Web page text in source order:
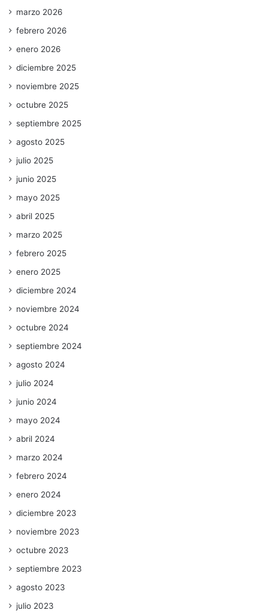
marzo 2026
febrero 2026
enero 2026
diciembre 2025
noviembre 2025
octubre 2025
septiembre 2025
agosto 2025
julio 2025
junio 2025
mayo 2025
abril 2025
marzo 2025
febrero 2025
enero 2025
diciembre 2024
noviembre 2024
octubre 2024
septiembre 2024
agosto 2024
julio 2024
junio 2024
mayo 2024
abril 2024
marzo 2024
febrero 2024
enero 2024
diciembre 2023
noviembre 2023
octubre 2023
septiembre 2023
agosto 2023
julio 2023